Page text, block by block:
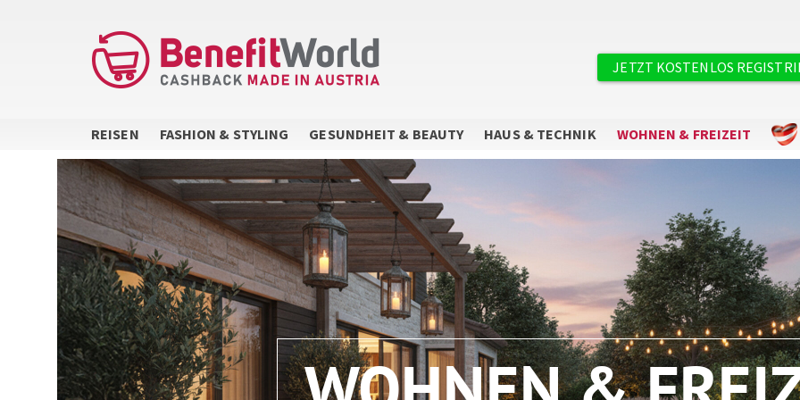
Benutzermenü
JETZT KOSTENLOS
REISEN FASHION & STYLING GESUNDHEIT & BEAUTY HAUS & TECHNIK WOHNEN & FREIZEIT
Sie wollen keine Angebote mehr
verpassen?
Abonnieren Sie unseren Newsletter.